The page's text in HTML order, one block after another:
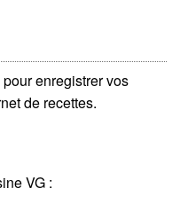
pour enregistrer vos
de recettes.
VG :